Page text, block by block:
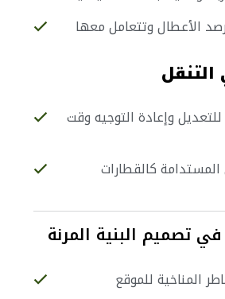
الأعطال وتتعامل معها
وإعادة التوجيه وقت
المستدامة كالقطارات
المناخية للموقع